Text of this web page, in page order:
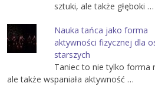
sztuki, ale także głęboki …
Nauka tańca jako forma
aktywności fizycznej dla
starszych
Taniec to nie tylko forma
ale także wspaniała aktywność …